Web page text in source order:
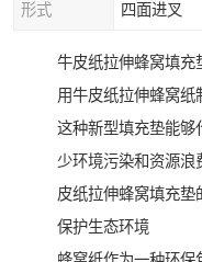
形式 四面进叉
牛皮纸拉伸蜂窝填充
用牛皮纸拉伸蜂窝纸
这种新型填充垫能够
少环境污染和资源浪
皮纸拉伸蜂窝填充垫
保护生态环境